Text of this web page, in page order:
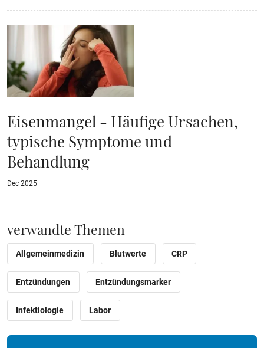
Eisenmangel - Häufige Ursachen,
typische Symptome und
Behandlung
Dec 2025
verwandte Themen
Allgemeinmedizin Blutwerte CRP
Entzündungen Entzündungsmarker
Infektiologie Labor